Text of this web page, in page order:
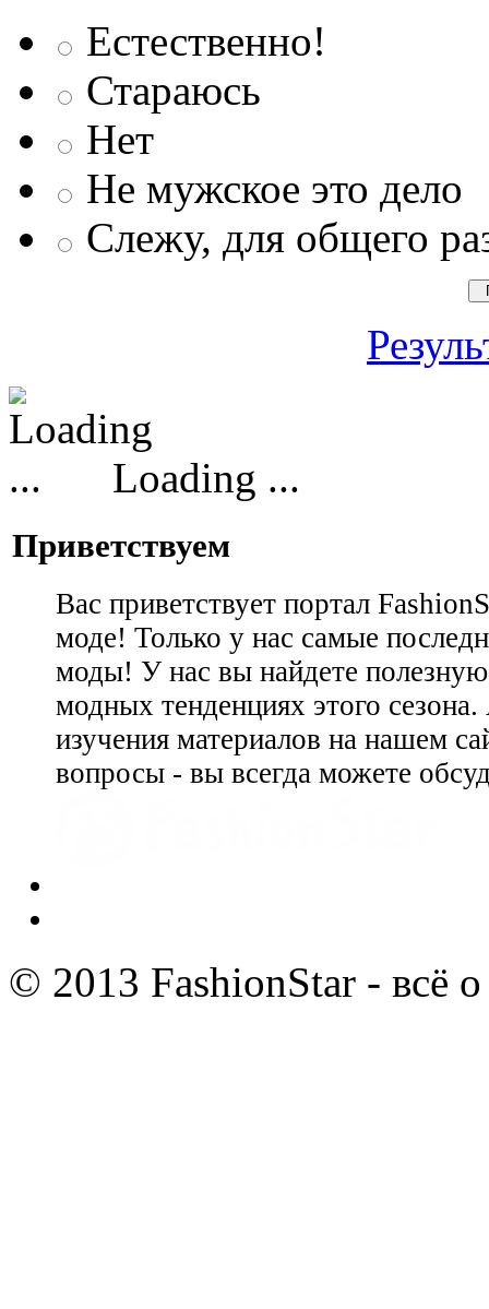
Естественно!
Стараюсь
Нет
Не мужское это дело
Слежу, для общего
Loading ...
Приветствуем
Вас приветствует портал
моде! Только у нас самые
моды! У нас вы найдете
модных тенденциях этого
изучения материалов на нашем
вопросы - вы всегда можете
© 2013 FashionStar - всё